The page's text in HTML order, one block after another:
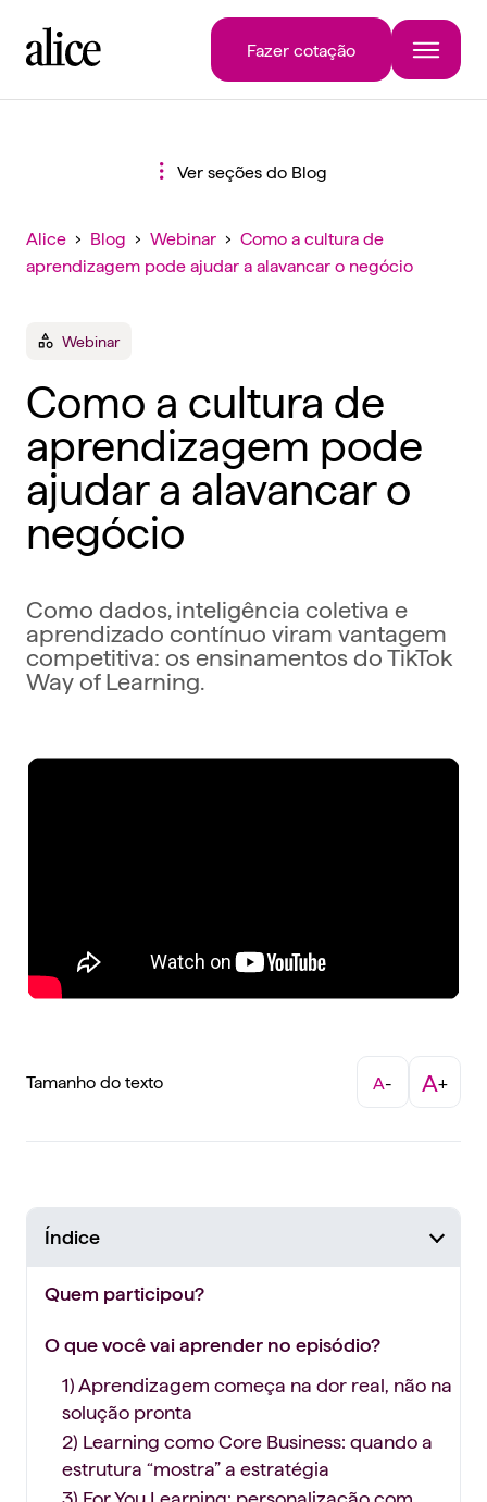
Fazer cotação
Ver seções do Blog
Alice › Blog › Webinar › Como a cultura de
aprendizagem pode ajudar a alavancar o negócio
Webinar
Como a cultura de
aprendizagem pode
ajudar a alavancar o
negócio
Como dados, inteligência coletiva e
aprendizado contínuo viram vantagem
competitiva: os ensinamentos do TikTok
Way of Learning.
Tamanho do texto A- A+
Índice
Quem participou?
O que você vai aprender no episódio?
1) Aprendizagem começa na dor real, não na
solução pronta
2) Learning como Core Business: quando a
estrutura “mostra” a estratégia
3) For You Learning: personalização com